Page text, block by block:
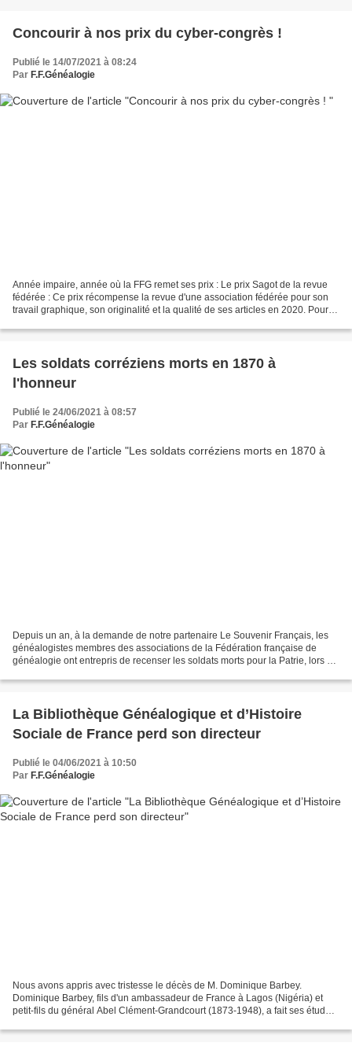
Concourir à nos prix du cyber-congrès !
Publié le 14/07/2021 à 08:24
Par F.F.Généalogie
Année impaire, année où la FFG remet ses prix : Le prix Sagot de la revue
fédérée : Ce prix récompense la revue d'une association fédérée pour son
travail graphique, son originalité et la qualité de ses articles en 2020. Pour
Les soldats corréziens morts en 1870 à
l'honneur
Publié le 24/06/2021 à 08:57
Par F.F.Généalogie
Depuis un an, à la demande de notre partenaire Le Souvenir Français, les
généalogistes membres des associations de la Fédération française de
généalogie ont entrepris de recenser les soldats morts pour la Patrie, lors du
La Bibliothèque Généalogique et d’Histoire
Sociale de France perd son directeur
Publié le 04/06/2021 à 10:50
Par F.F.Généalogie
Nous avons appris avec tristesse le décès de M. Dominique Barbey.
Dominique Barbey, fils d'un ambassadeur de France à Lagos (Nigéria) et
petit-fils du général Abel Clément-Grandcourt (1873-1948), a fait ses études